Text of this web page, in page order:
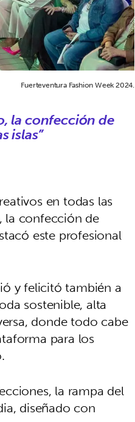
Fuerteventura Fashion Week 2024.
la confección de
islas”
en todas las
la confección de
este profesional
y felicitó también a
sostenible, alta
donde todo cabe
para los
la rampa del
diseñado con